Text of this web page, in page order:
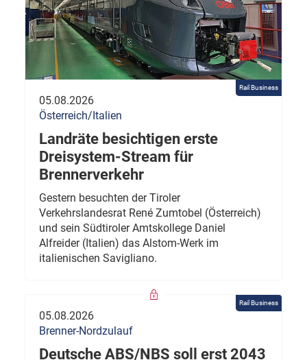
Rail Business
05.08.2026
Österreich/Italien
Landräte besichtigen erste
Dreisystem-Stream für
Brennerverkehr
Gestern besuchten der Tiroler
Verkehrslandesrat René Zumtobel (Österreich)
und sein Südtiroler Amtskollege Daniel
Alfreider (Italien) das Alstom-Werk im
italienischen Savigliano.
Rail Business
05.08.2026
Brenner-Nordzulauf
Deutsche ABS/NBS soll erst 2043